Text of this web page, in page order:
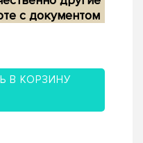
с документом
В КОРЗИНУ